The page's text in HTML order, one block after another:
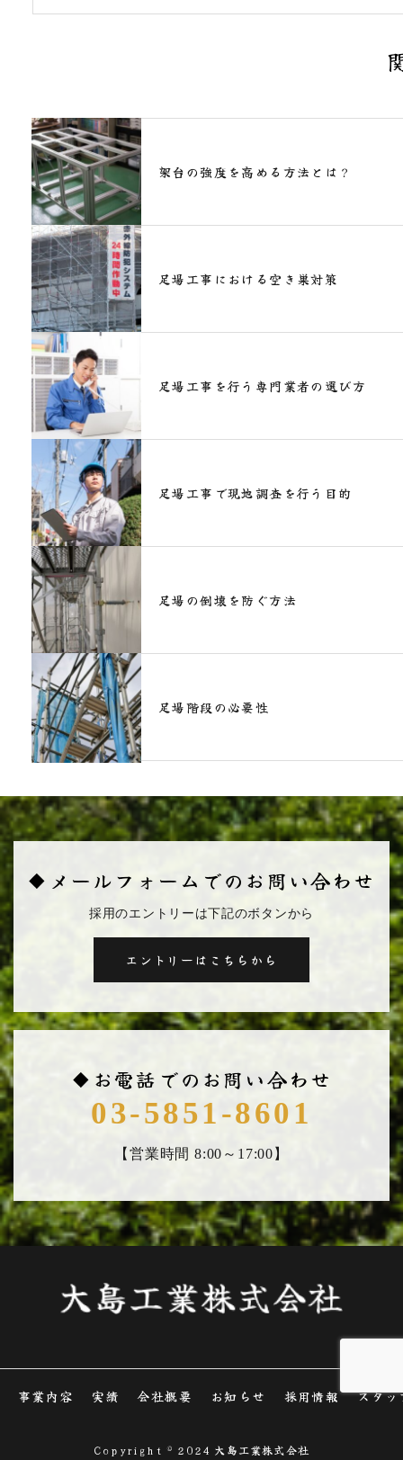
架台の強度を高める方法とは？
足場工事における空き巣対策
足場工事を行う専門業者の選び方
足場工事で現地調査を行う目的
足場の倒壊を防ぐ方法
足場階段の必要性
◆メールフォームでのお問い合わせ
採用のエントリーは下記のボタンから
エントリーはこちらから
◆お電話でのお問い合わせ
03-5851-8601
【営業時間 8:00～17:00】
事業内容 実績 会社概要 お知らせ 採用情報 スタッ
Copyright © 2024 大島工業株式会社